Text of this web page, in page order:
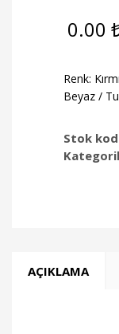
0.00
Renk:
Beyaz /
Stok
AÇIKLAMA